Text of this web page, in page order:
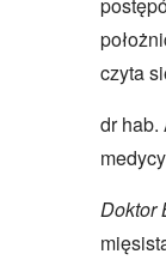
czyta
dr hab.
Doktor